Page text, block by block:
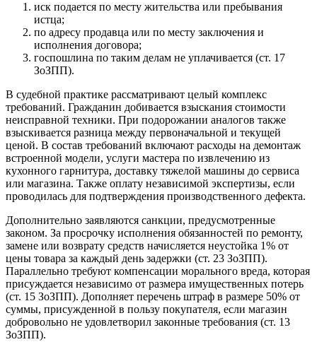
иск подается по месту жительства или пребывания
истца;
по адресу продавца или по месту заключения и
исполнения договора;
госпошлина по таким делам не уплачивается (ст. 17
ЗоЗПП).
В судебной практике рассматривают целый комплекс
требований. Гражданин добивается взыскания стоимости
неисправной техники. При подорожании аналогов также
взыскивается разница между первоначальной и текущей
ценой. В состав требований включают расходы на демонтаж
встроенной модели, услуги мастера по извлечению из
кухонного гарнитура, доставку тяжелой машины до сервиса
или магазина. Также оплату независимой экспертизы, если
проводилась для подтверждения производственного дефекта.
Дополнительно заявляются санкции, предусмотренные
законом. За просрочку исполнения обязанностей по ремонту,
замене или возврату средств начисляется неустойка 1% от
цены товара за каждый день задержки (ст. 23 ЗоЗПП).
Параллельно требуют компенсации морального вреда, которая
присуждается независимо от размера имущественных потерь
(ст. 15 ЗоЗПП). Дополняет перечень штраф в размере 50% от
суммы, присужденной в пользу покупателя, если магазин
добровольно не удовлетворил законные требования (ст. 13
ЗоЗПП).